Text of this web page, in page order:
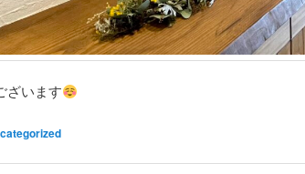
ざいます